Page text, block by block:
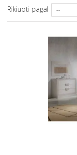
Rikiuoti pagal